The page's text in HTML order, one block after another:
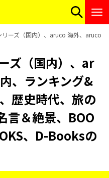
ーズ（国内）、aruco 海外、aruco
ズ（国内）、ar
、ランキング&
歴史時代、旅の
言＆絶景、BOO
、D-Booksの